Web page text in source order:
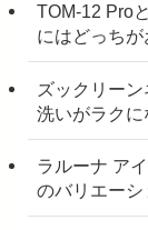
TOM-12 Pro
にはどっちが
ズックリー
洗いがラクに
ラルーナ ア
のバリエーシ